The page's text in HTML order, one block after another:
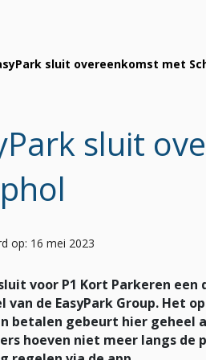
sluit overeenkomst met
sluit
op: 16 mei 2023
voor P1 Kort Parkeren
van de EasyPark Group. Het
betalen gebeurt hier geheel
hoeven niet meer langs